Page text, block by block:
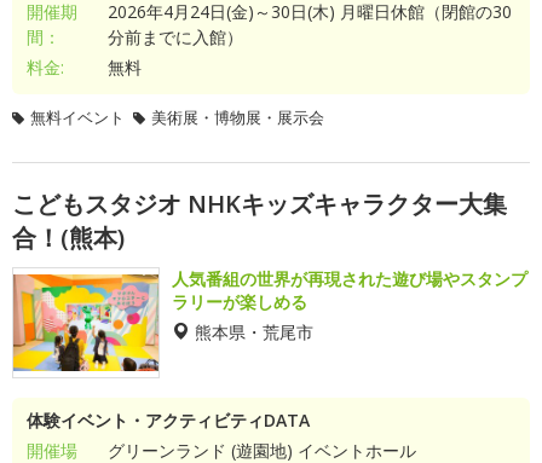
開催期
間：
2026年4月24日(金)～30日(木) 月曜日休館（閉館の30
分前までに入館）
料金:
無料
無料イベント 美術展・博物展・展示会
こどもスタジオ NHKキッズキャラクター大集
合！(熊本)
人気番組の世界が再現された遊び場やスタンプ
ラリーが楽しめる
熊本県・荒尾市
体験イベント・アクティビティDATA
開催場
グリーンランド (遊園地) イベントホール